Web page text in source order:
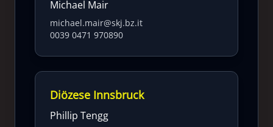
Michael Mair
michael.mair@skj.bz.it
0039 0471 970890
Diözese Innsbruck
Phillip Tengg